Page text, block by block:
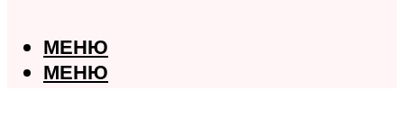
МЕНЮ
МЕНЮ